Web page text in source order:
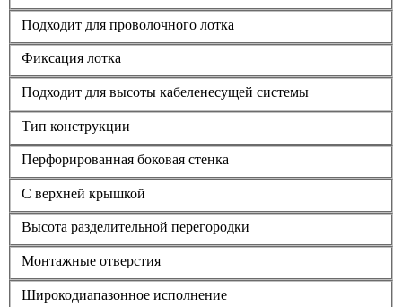
Подходит для проволочного лотка
Фиксация лотка
Подходит для высоты кабеленесущей системы
Тип конструкции
Перфорированная боковая стенка
С верхней крышкой
Высота разделительной перегородки
Монтажные отверстия
Широкодиапазонное исполнение